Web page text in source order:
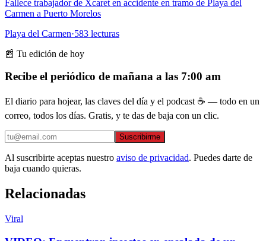
Fallece trabajador de Xcaret en accidente en tramo de Playa del
Carmen a Puerto Morelos
Playa del Carmen·583 lecturas
📰 Tu edición de hoy
Recibe el periódico de mañana a las 7:00 am
El diario para hojear, las claves del día y el podcast ☕ — todo en un
correo, todos los días. Gratis, y te das de baja con un clic.
Suscribirme
Al suscribirte aceptas nuestro aviso de privacidad. Puedes darte de
baja cuando quieras.
Relacionadas
Viral